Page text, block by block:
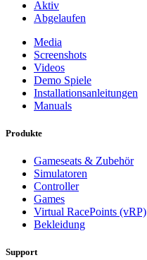
Aktiv
Abgelaufen
Media
Screenshots
Videos
Demo Spiele
Installationsanleitungen
Manuals
Produkte
Gameseats & Zubehör
Simulatoren
Controller
Games
Virtual RacePoints (vRP)
Bekleidung
Support